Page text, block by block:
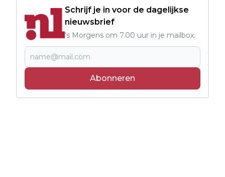
Schrijf je in voor de dagelijkse
nieuwsbrief
's Morgens om 7.00 uur in je mailbox.
Abonneren